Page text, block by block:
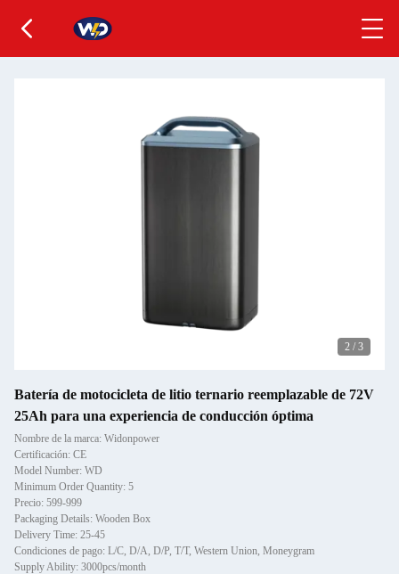
2 / 3
Batería de motocicleta de litio ternario reemplazable de 72V
25Ah para una experiencia de conducción óptima
Nombre de la marca: Widonpower
Certificación: CE
Model Number: WD
Minimum Order Quantity: 5
Precio: 599-999
Packaging Details: Wooden Box
Delivery Time: 25-45
Condiciones de pago: L/C, D/A, D/P, T/T, Western Union, Moneygram
Supply Ability: 3000pcs/month